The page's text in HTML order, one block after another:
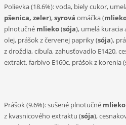
Polievka (18.6%): voda, biely cukor,
pšenica, zeler),syrová omáčka (
plnotučné mlieko(sója), umelá kuracia
olej, prášok z červenej papriky (sója),
z droždia, cibuľa, zahusťovadlo E1420,
extrakt, farbivo E160c, prášok z korenia (
Prášok (9.6%): sušené plnotučné mlieko
z kvasnicového extraktu (sója),